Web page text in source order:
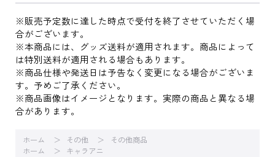
※販売予定数に達した時点で受付を終了させていただく場
合がございます。
※本商品には、グッズ送料が適用されます。商品によって
は特別送料が適用される場合もあります。
※商品仕様や発送日は予告なく変更になる場合がございま
す。予めご了承ください。
※商品画像はイメージとなります。実際の商品と異なる場
合があります。
ホーム その他
その他商品
ホーム
キャラアニ